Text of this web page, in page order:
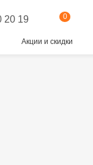
20 19 0
Акции и скидки